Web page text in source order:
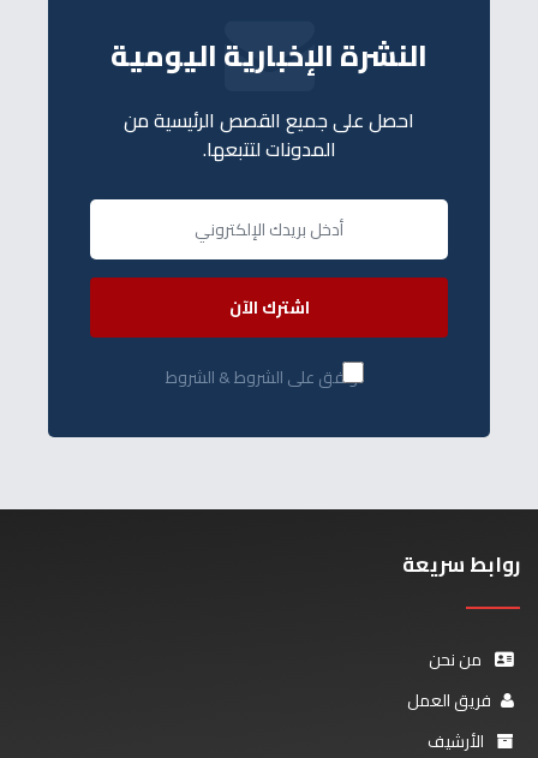
النشرة الإخبارية اليومية
احصل على جميع القصص الرئيسية من
المدونات لتتبعها.
اشترك الآن
أوافق على الشروط & الشروط
روابط سريعة
من نحن
فريق العمل
الأرشيف